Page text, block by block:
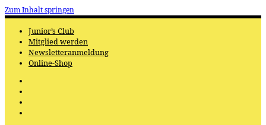
Zum Inhalt springen
Junior’s Club
Mitglied werden
Newsletteranmeldung
Online-Shop